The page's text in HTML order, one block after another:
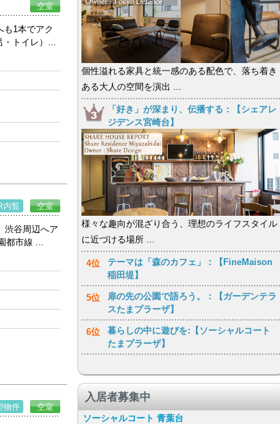
空室
も1本でアク
トイレ）...
内覧 空室
渋谷周辺へア
都市線 ...
物件 空室
個性溢れる家具と統一感のある配色で、落ち着き
ある大人の空間を演出 ...
「好き」が深まり、伝播する：【シェアレ
ジデンス宮崎台】
様々な趣向が混ざり合う、理想のライフスタイル
に近づける場所 ...
4位
テーマは「森のカフェ」：【FineMaison
稲田堤】
5位
扉の先の公園で語ろう。：【ガーデンテラ
スたまプラーザ】
6位
暮らしの中に遊びを:【ソーシャルコート
たまプラーザ】
入居者募集中
ソーシャルコート 青葉台